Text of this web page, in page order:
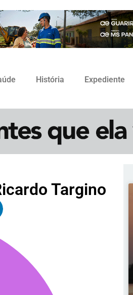
História Expediente
Targino